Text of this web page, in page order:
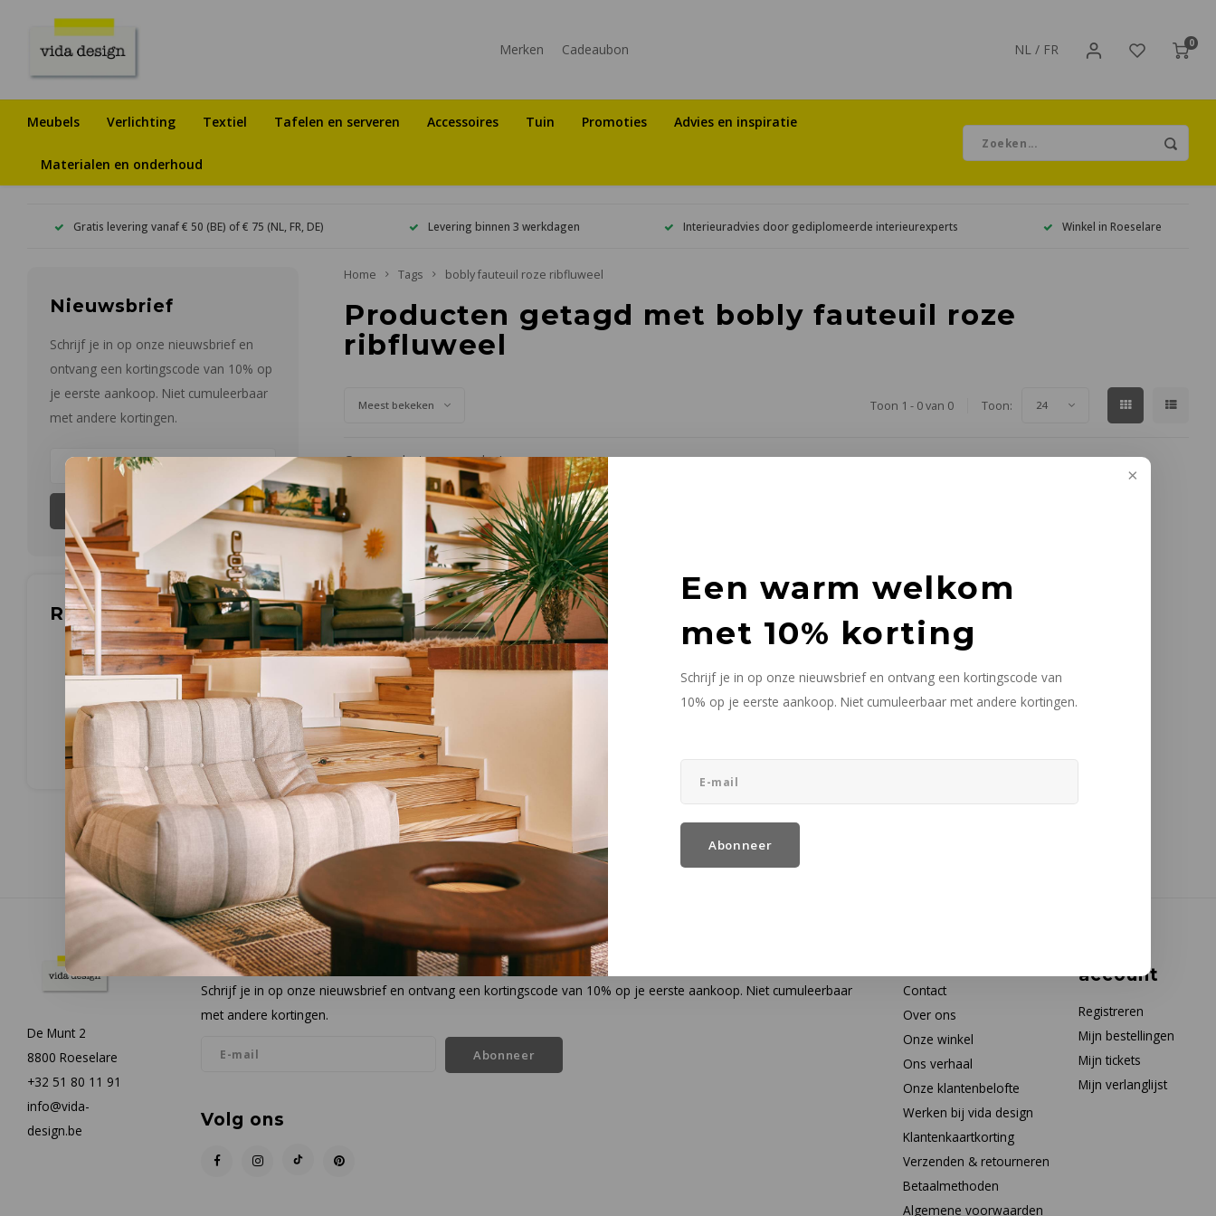
Een warm welkom
met 10% korting
Schrijf je in op onze nieuwsbrief en ontvang een kortingscode van
10% op je eerste aankoop. Niet cumuleerbaar met andere kortingen.
Abonneer
Merken Cadeaubon NL / FR 0
Meubels Verlichting Textiel Tafelen en serveren Accessoires Tuin Promoties Advies en inspiratie
Materialen en onderhoud
Gratis levering vanaf € 50 (BE) of € 75 (NL, FR, DE) Levering binnen 3 werkdagen Interieuradvies door gediplomeerde interieurexperts Winkel in Roeselare
Nieuwsbrief
Schrijf je in op onze nieuwsbrief en
ontvang een kortingscode van 10% op
je eerste aankoop. Niet cumuleerbaar
met andere kortingen.
Abonneer
Reviews
Home Tags bobly fauteuil roze ribfluweel
Producten getagd met bobly fauteuil roze
ribfluweel
Meest bekeken Toon 1 - 0 van 0 Toon: 24
Geen producten gevonden!...
De Munt 2
8800 Roeselare
+32 51 80 11 91
info@vida-
design.be
Nieuwsbrief
Schrijf je in op onze nieuwsbrief en ontvang een kortingscode van 10% op je eerste aankoop. Niet cumuleerbaar
met andere kortingen.
Abonneer
Volg ons
Contact
Over ons
Onze winkel
Ons verhaal
Onze klantenbelofte
Werken bij vida design
Klantenkaartkorting
Verzenden & retourneren
Betaalmethoden
Algemene voorwaarden
account
Registreren
Mijn bestellingen
Mijn tickets
Mijn verlanglijst